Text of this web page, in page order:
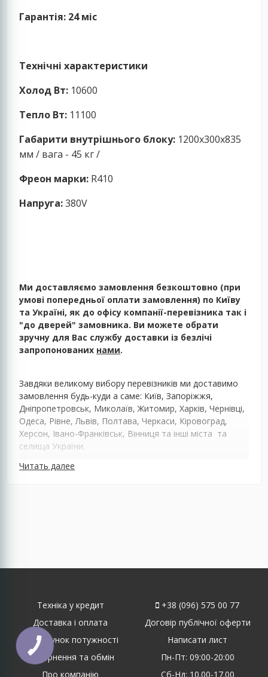
Гарантія: 24 міс
Технічні характеристики
Холод Вт: 10600
Тепло Вт: 11100
Габарити внутрішнього блоку: 1200x300x835
мм / вага - 45 кг /
Фреон марки: R410
Напруга:380V
Ми доставляємо замовлення безкоштовно (при
умові попередньої оплати замовлення) по Київу
та Україні, як до офісу компанії-перевізника так і
"до дверей" замовника. Ви можете обрати
зручну для Вас службу доставки із безлічі
запропонованих нами.
Завдяки великому вибору перевізників ми доставимо
замовлення будь-куди а саме: Київ, Запоріжжя,
Дніпропетровськ, Миколаїв, Житомир, Харків, Чернівці,
Одеса, Рівне, Львів, Полтава, Черкаси, Кіровоград,
Херсон, Івано-Франківськ, Вінниця та інші міста та
селища України.
Читать далее
Техніка у кредит
Доставка і оплата
Розрахунок потужності
Повернення та обмін
Про компанію
+38 (096) 575 00 77
Договір публічної оферти
Написати лист
Пн-Пт: 09:00-20:00
Сб-Нд: 10.00-17.00
КНОПКА
ЗВ'ЯЗКУ